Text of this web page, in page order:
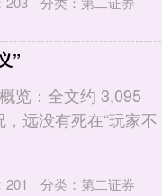
”
览：全文约 3,095
远没有死在“玩家不
201 分类： 第二证券